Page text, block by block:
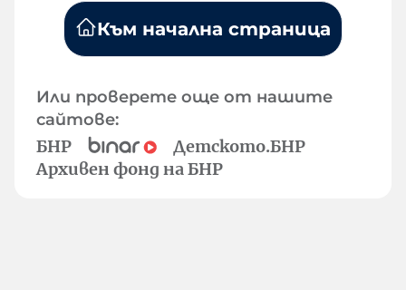
Към начална страница
Или проверете още от нашите
сайтове:
БНР
Детското.БНР
Архивен фонд на БНР